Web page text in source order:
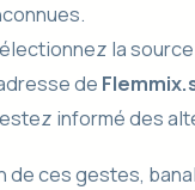
la
de
informé des
de ces gestes,